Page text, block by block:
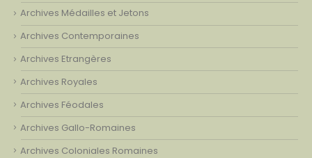
Archives Médailles et Jetons
Archives Contemporaines
Archives Etrangères
Archives Royales
Archives Féodales
Archives Gallo-Romaines
Archives Coloniales Romaines